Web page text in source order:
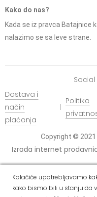
Kako do nas?
Kada se iz pravca Batajnice
nalazimo se sa leve strane.
Copyright © 2021
Izrada internet
Dostava i
način
plaćanja
Politika
Kolačiće upotrebljavamo
kako bismo bili u stanju da